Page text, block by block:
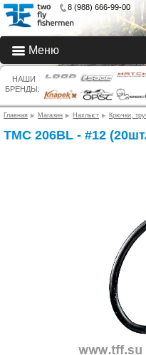
8 (988) 666-99-00
Меню
НАШИ
БРЕНДЫ:
Главная Магазин Нахлыст Крючки,
TMC 206BL - #12